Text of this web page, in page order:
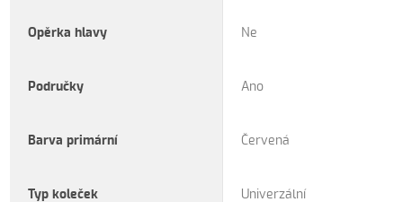
Opěrka hlavy Ne
Područky Ano
Barva primární Červená
Typ koleček Univerzální